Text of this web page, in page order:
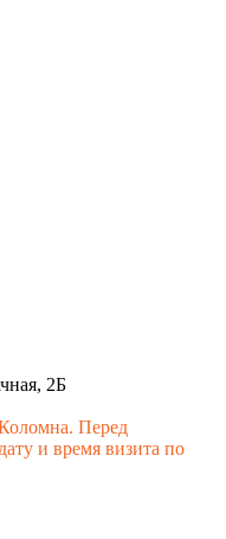
2Б
Перед
и время визита по